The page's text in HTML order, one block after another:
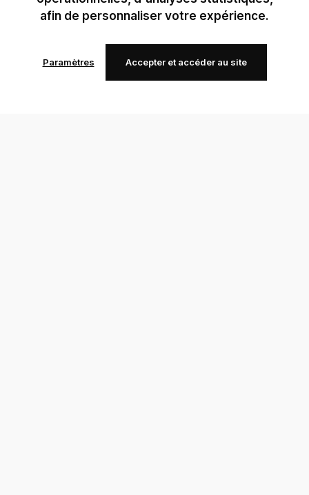
afin de personnaliser votre expérience.
Paramètres Accepter et accéder au site